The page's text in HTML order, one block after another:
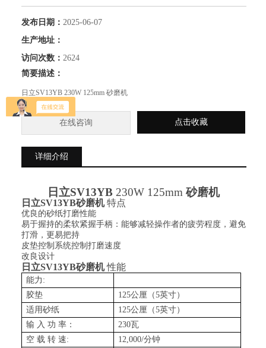
发布日期： 2025-06-07
生产地址：
访问次数： 2624
简要描述：
日立SV13YB 230W 125mm 砂磨机
在线咨询 点击收藏
详细介绍
日立SV13YB 230W 125mm砂磨机
日立SV13YB砂磨机 特点
优良的砂纸打磨性能
易于握持的柔软紧握手柄：能够减轻操作者的疲劳程度， 避免
打滑，更易把持
皮垫控制系统控制打磨速度
改良设计
日立SV13YB砂磨机 性能
能力:
胶垫
125公厘（5英寸）
适用砂纸
125公厘（5英寸）
输 入 功 率：
230瓦
空 载 转 速:
12,000/分钟